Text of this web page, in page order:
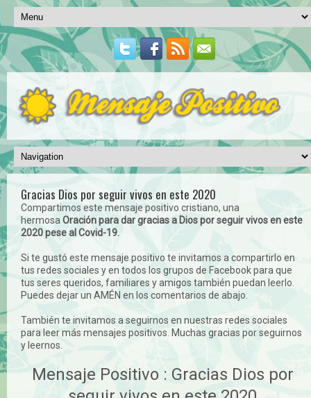
Gracias Dios por seguir vivos en este 2020
Compartimos este mensaje positivo cristiano, una
hermosa Oración para dar gracias a Dios por seguir vivos en este
2020 pese al Covid-19.
Si te gustó este mensaje positivo te invitamos a compartirlo en
tus redes sociales y en todos los grupos de Facebook para que
tus seres queridos, familiares y amigos también puedan leerlo.
Puedes dejar un AMÉN en los comentarios de abajo.
También te invitamos a seguirnos en nuestras redes sociales
para leer más mensajes positivos. Muchas gracias por seguirnos
y leernos.
Mensaje Positivo : Gracias Dios por